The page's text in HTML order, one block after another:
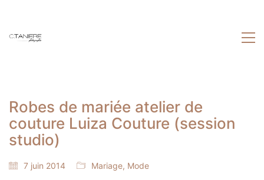
Robes de mariée atelier de
couture Luiza Couture (session
studio)
7 juin 2014 Mariage, Mode